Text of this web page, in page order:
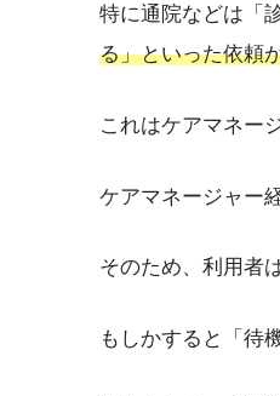
特に通院などは「
る」といった依頼
これはケアマネー
ケアマネージャー
そのため、利用者
もしかすると「待